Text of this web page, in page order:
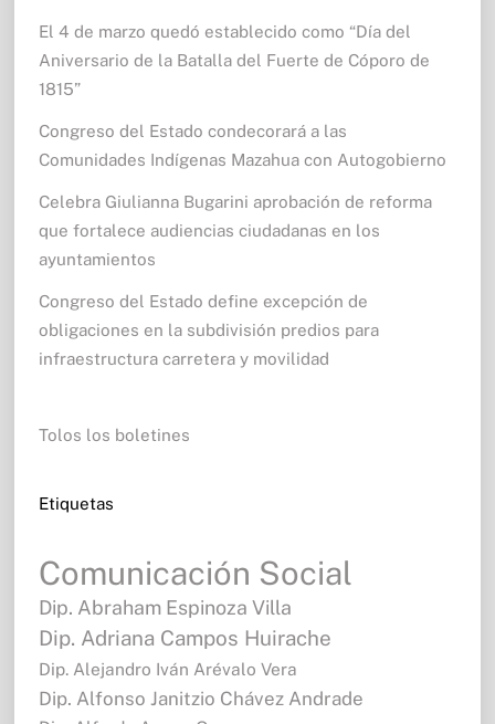
El 4 de marzo quedó establecido como “Día del
Aniversario de la Batalla del Fuerte de Cóporo de
1815”
Congreso del Estado condecorará a las
Comunidades Indígenas Mazahua con Autogobierno
Celebra Giulianna Bugarini aprobación de reforma
que fortalece audiencias ciudadanas en los
ayuntamientos
Congreso del Estado define excepción de
obligaciones en la subdivisión predios para
infraestructura carretera y movilidad
Tolos los boletines
Etiquetas
Comunicación Social
Dip. Abraham Espinoza Villa
Dip. Adriana Campos Huirache
Dip. Alejandro Iván Arévalo Vera
Dip. Alfonso Janitzio Chávez Andrade